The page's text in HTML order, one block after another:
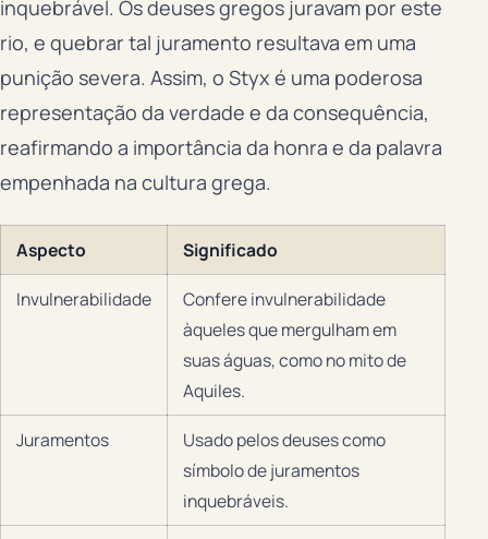
inquebrável. Os deuses gregos juravam por este
rio, e quebrar tal juramento resultava em uma
punição severa. Assim, o Styx é uma poderosa
representação da verdade e da consequência,
reafirmando a importância da honra e da palavra
empenhada na cultura grega.
Aspecto Significado
Invulnerabilidade
Confere invulnerabilidade
àqueles que mergulham em
suas águas, como no mito de
Aquiles.
Juramentos
Usado pelos deuses como
símbolo de juramentos
inquebráveis.